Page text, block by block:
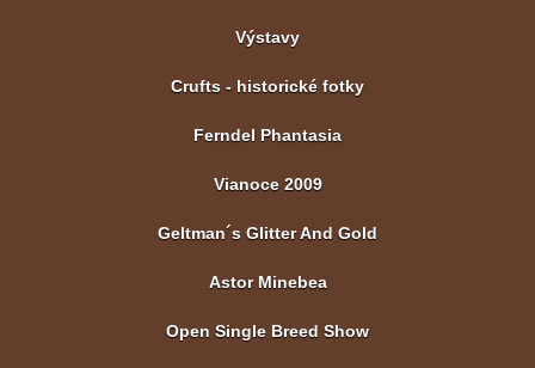
Výstavy
Crufts - historické fotky
Ferndel Phantasia
Vianoce 2009
Geltman´s Glitter And Gold
Astor Minebea
Open Single Breed Show